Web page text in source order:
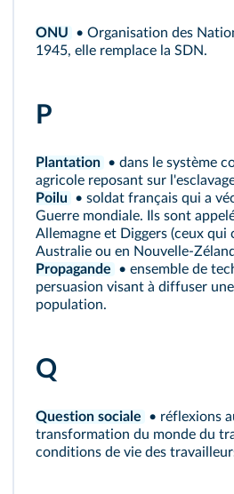
ONU
• Organisation des
1945, elle remplace la SDN.
P
Plantation • dans le système
agricole reposant sur
Poilu
• soldat français qui a
Guerre mondiale. Ils sont
Allemagne et Diggers (ceux qui
Australie ou en Nouvelle-
Propagande
• ensemble de
persuasion visant à diffuser
population.
Q
Question sociale
• réflexions
transformation du monde du
conditions de vie des